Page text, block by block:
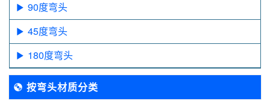
90度弯头
45度弯头
180度弯头
按弯头材质分类